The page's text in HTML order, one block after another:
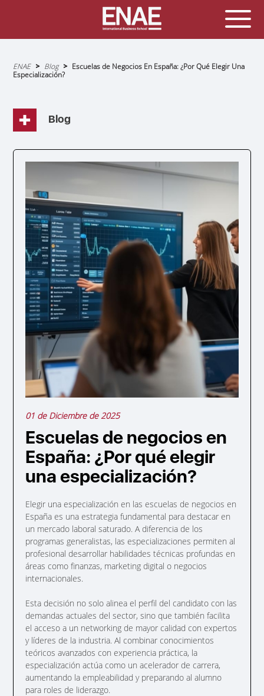
Sobrescribir
enlaces
de
navegación
ENAE Blog
Escuelas de Negocios En España: ¿Por Qué Elegir Una
Especialización?
Blog
01 de Diciembre de 2025
Escuelas de negocios en
España: ¿Por qué elegir
una especialización?
Elegir una especialización en las escuelas de negocios en
España es una estrategia fundamental para destacar en
un mercado laboral saturado. A diferencia de los
programas generalistas, las especializaciones permiten al
profesional desarrollar habilidades técnicas profundas en
áreas como finanzas, marketing digital o negocios
internacionales.
Esta decisión no solo alinea el perfil del candidato con las
demandas actuales del sector, sino que también facilita
el acceso a un networking de mayor calidad con expertos
y líderes de la industria. Al combinar conocimientos
teóricos avanzados con experiencia práctica, la
especialización actúa como un acelerador de carrera,
aumentando la empleabilidad y preparando al alumno
para roles de liderazgo.